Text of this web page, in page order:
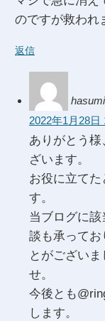
のですが救われ
返信
hasumi
2022年1月28日
ありがとう
ざいます。
お役に立てた
す。
当ブログに
談も承ってお
とがござい
せ。
今後とも
します。